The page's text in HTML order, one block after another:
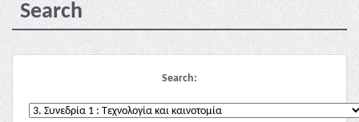
Search
Search: